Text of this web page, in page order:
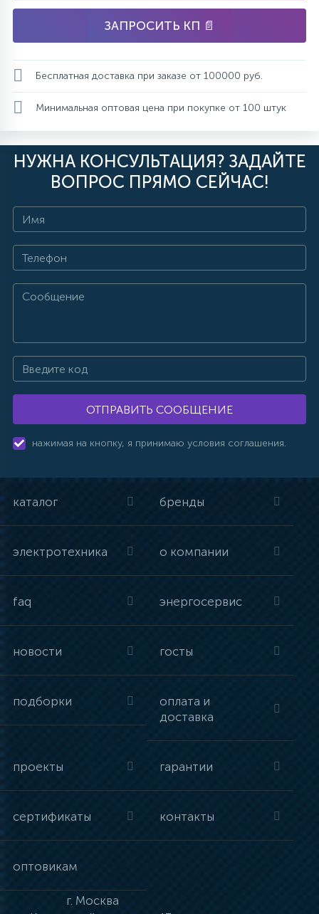
ЗАПРОСИТЬ КП 📄
Бесплатная доставка при заказе от 100000 руб.
Минимальная оптовая цена при покупке от 100 штук
НУЖНА КОНСУЛЬТАЦИЯ? ЗАДАЙТЕ
ВОПРОС ПРЯМО СЕЙЧАС!
ОТПРАВИТЬ СООБЩЕНИЕ
нажимая на кнопку, я принимаю условия соглашения.
каталог бренды
электротехника о компании
faq энергосервис
новости госты
подборки
оплата и
доставка
проекты гарантии
сертификаты контакты
оптовикам
г. Москва